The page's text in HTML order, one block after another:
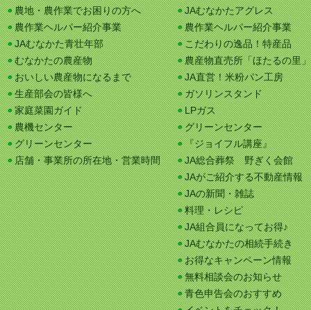
農地・農作業でお困りの方へ
農作業ヘルパー紹介事業
JAむなかた青壮年部
むなかたの農産物
おいしい農産物になるまで
生産部会の皆様へ
家庭菜園ガイド
農機センター
グリーンセンター
店舗・事業所の所在地・営業時間
JAむなかたアグレス
農作業ヘルパー紹介事業
こだわりの逸品！特産品
農産物直売所「ほたるの里」
JA直営！米粉パン工房
ガソリンスタンド
LPガス
グリーンセンター
『ジョイフル講座』
JA総合葬祭 野ぎく会館
JAがご紹介する不動産情報
JAの新聞・雑誌
料理・レシピ
JA組合員になってお得♪
JAむなかたの相続手続き
お得なキャンペーン情報
無料相談会のお知らせ
青色申告会のおすすめ